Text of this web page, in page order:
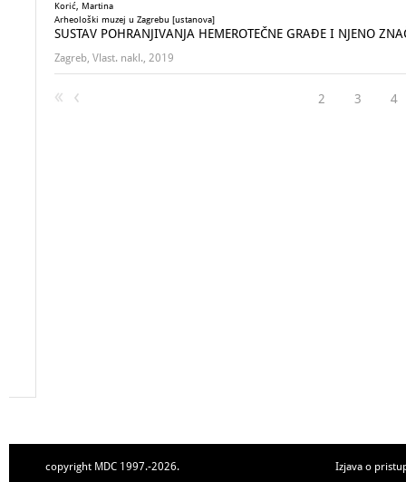
Korić, Martina
Arheološki muzej u Zagrebu [ustanova]
SUSTAV POHRANJIVANJA HEMEROTEČNE GRAĐE I NJENO
Zagreb, Vlast. nakl., 2019
2 3 4
copyright MDC 1997.-2026. Izjava o